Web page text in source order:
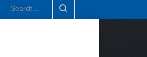
Kuasa Hukum Pelapor Desak Polisi